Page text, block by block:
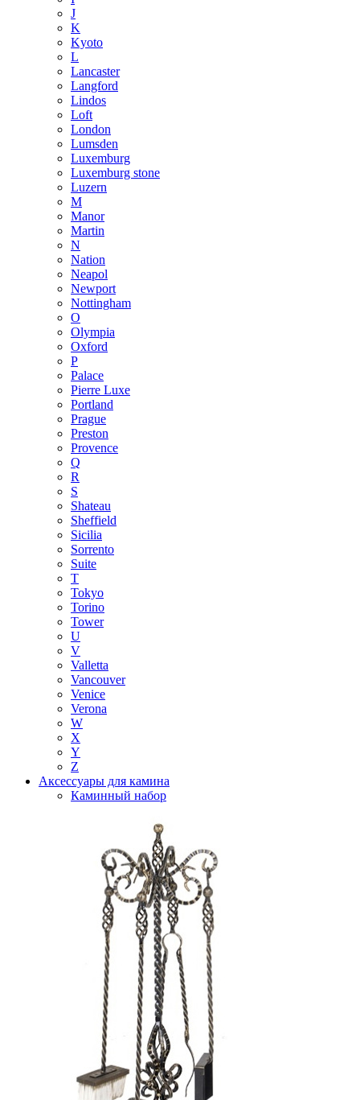
J
K
Kyoto
L
Lancaster
Langford
Lindos
Loft
London
Lumsden
Luxemburg
Luxemburg stone
Luzern
M
Manor
Martin
N
Nation
Neapol
Newport
Nottingham
O
Olympia
Oxford
P
Palace
Pierre Luxe
Portland
Prague
Preston
Provence
Q
R
S
Shateau
Sheffield
Sicilia
Sorrento
Suite
T
Tokyo
Torino
Tower
U
V
Valletta
Vancouver
Venice
Verona
W
X
Y
Z
Аксессуары для камина
Каминный набор